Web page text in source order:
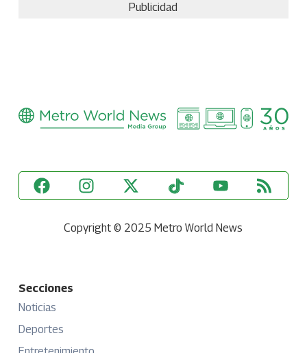
Publicidad
Copyright © 2025 Metro World News
Secciones
Noticias
Deportes